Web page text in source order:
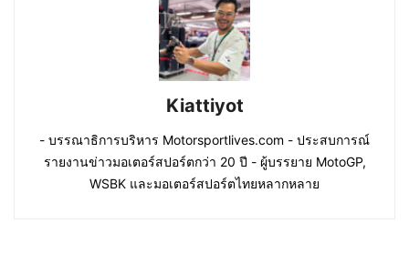
Kiattiyot
- บรรณาธิการบริหาร Motorsportlives.com - ประสบการณ์
รายงานข่าวมอเตอร์สปอร์ตกว่า 20 ปี - ผู้บรรยาย MotoGP,
WSBK และมอเตอร์สปอร์ตไทยหลากหลาย